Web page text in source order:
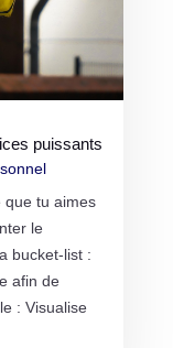
puissants
que tu aimes
le
bucket-list :
afin de
: Visualise